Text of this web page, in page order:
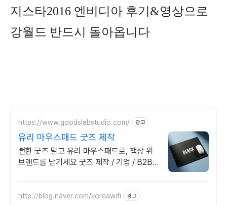
지스타2016 엔비디아 후기&영상으로
강월드 반드시 돌아옵니다
https://www.goodslabstudio.com/ 광고
유리 마우스패드 굿즈 제작
뻔한 굿즈 말고 유리 마우스패드로, 책상 위
브랜드를 남기세요 굿즈 제작 / 기업 / B2B /
http://blog.naver.com/koreawifi 광고